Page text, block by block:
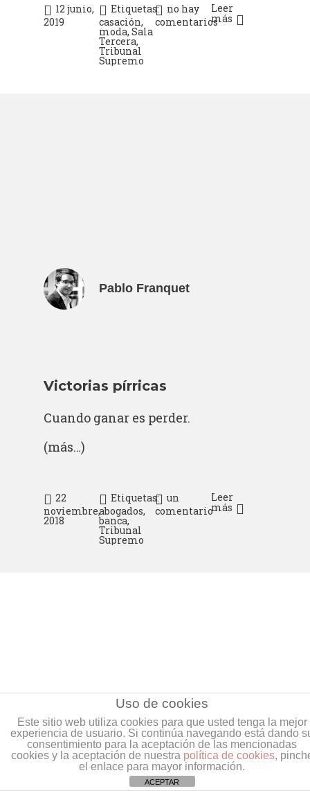
12 junio,
2019
Etiquetas:
casación,
moda,Sala
Tercera,
Tribunal
Supremo
no hay
comentarios
Leer
más
Pablo Franquet
Victorias pírricas
Cuando ganar es perder.
(más…)
22
noviembre,
2018
Etiquetas:
abogados,
banca,
Tribunal
Supremo
un
comentario
Leer
más
Pablo Franquet
Uso de cookies
Este sitio web utiliza cookies para que usted tenga la mejor
experiencia de usuario. Si continúa navegando está dando
consentimiento para la aceptación de las mencionadas
cookies y la aceptación de nuestra política de cookies,
el enlace para mayor información.
ACEPTAR